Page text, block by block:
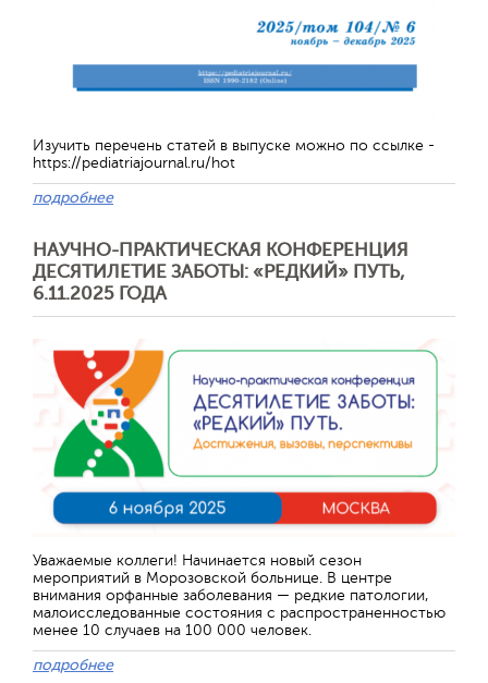
Изучить перечень статей в выпуске можно по ссылке -
https://pediatriajournal.ru/hot
подробнее
НАУЧНО-ПРАКТИЧЕСКАЯ КОНФЕРЕНЦИЯ
ДЕСЯТИЛЕТИЕ ЗАБОТЫ: «РЕДКИЙ» ПУТЬ,
6.11.2025 ГОДА
Уважаемые коллеги! Начинается новый сезон
мероприятий в Морозовской больнице. В центре
внимания орфанные заболевания — редкие патологии,
малоисследованные состояния с распространенностью
менее 10 случаев на 100 000 человек.
подробнее